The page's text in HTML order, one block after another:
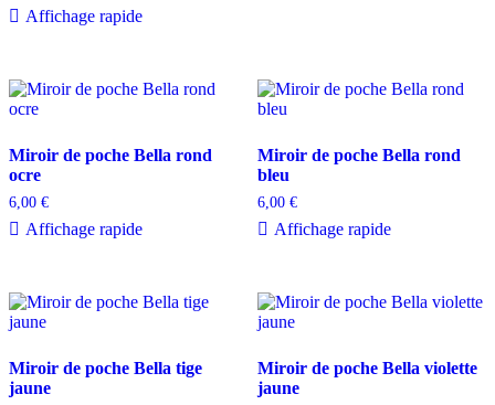
Affichage rapide
Miroir de poche Bella rond
ocre
6,00 €
Affichage rapide
Miroir de poche Bella rond
bleu
6,00 €
Affichage rapide
Miroir de poche Bella tige
jaune
Miroir de poche Bella violette
jaune